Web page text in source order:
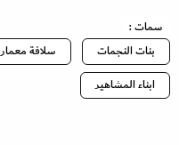
سمات :
بنات النجمات
سلافة معمار
ابناء المشاهير